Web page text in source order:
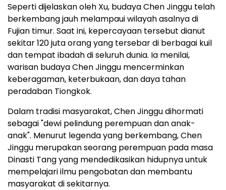
Seperti dijelaskan oleh Xu, budaya Chen Jinggu telah
berkembang jauh melampaui wilayah asalnya di
Fujian timur. Saat ini, kepercayaan tersebut dianut
sekitar 120 juta orang yang tersebar di berbagai kuil
dan tempat ibadah di seluruh dunia. Ia menilai,
warisan budaya Chen Jinggu mencerminkan
keberagaman, keterbukaan, dan daya tahan
peradaban Tiongkok.
Dalam tradisi masyarakat, Chen Jinggu dihormati
sebagai "dewi pelindung perempuan dan anak-
anak". Menurut legenda yang berkembang, Chen
Jinggu merupakan seorang perempuan pada masa
Dinasti Tang yang mendedikasikan hidupnya untuk
mempelajari ilmu pengobatan dan membantu
masyarakat di sekitarnya.